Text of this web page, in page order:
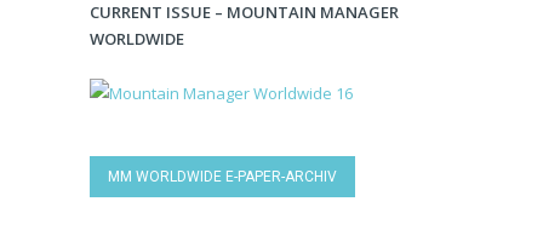
CURRENT ISSUE – MOUNTAIN MANAGER
WORLDWIDE
MM WORLDWIDE E-PAPER-ARCHIV